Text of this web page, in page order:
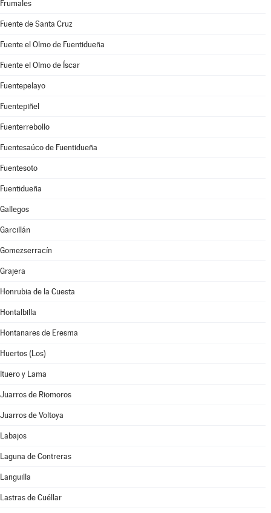
Frumales
Fuente de Santa Cruz
Fuente el Olmo de Fuentidueña
Fuente el Olmo de Íscar
Fuentepelayo
Fuentepiñel
Fuenterrebollo
Fuentesaúco de Fuentidueña
Fuentesoto
Fuentidueña
Gallegos
Garcillán
Gomezserracín
Grajera
Honrubia de la Cuesta
Hontalbilla
Hontanares de Eresma
Huertos (Los)
Ituero y Lama
Juarros de Riomoros
Juarros de Voltoya
Labajos
Laguna de Contreras
Languilla
Lastras de Cuéllar